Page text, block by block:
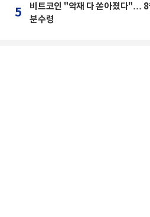
5
비트코인 "악재 다 쏟아졌다"… 8
분수령